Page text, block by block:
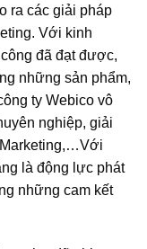
ra các giải pháp
Với kinh
đã đạt được,
những sản phẩm,
ty Webico vô
nghiệp, giải
Marketing,…Với
là động lực phát
những cam kết